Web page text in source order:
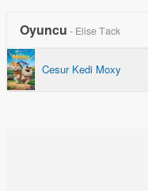
Oyuncu - Elise Tack
Cesur Kedi Moxy